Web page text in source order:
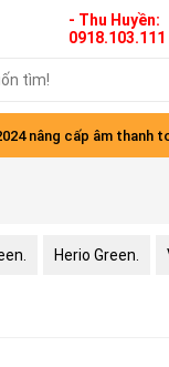
- Thu Huyền:
0918.103.111
nâng cấp âm thanh
Herio Green.